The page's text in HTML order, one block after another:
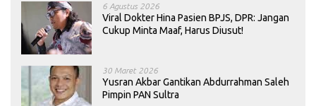
6 Agustus 2026
Viral Dokter Hina Pasien BPJS, DPR: Jangan
Cukup Minta Maaf, Harus Diusut!
30 Maret 2026
Yusran Akbar Gantikan Abdurrahman Saleh
Pimpin PAN Sultra